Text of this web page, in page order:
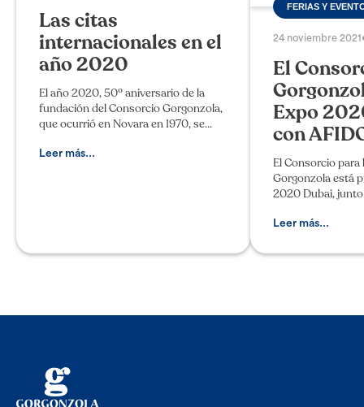
Las citas
internacionales en el
año 2020
El año 2020, 50º aniversario de la
fundación del Consorcio Gorgonzola,
que ocurrió en Novara en 1970, se
manifestaciones. Ya está confirmada
Leer más...
FERIAS Y
24 noviembre 2021
El
Expo
con
El Consorcio
Gorgonzola está
2020 Dubai,
en el espacio M-
Leer más...